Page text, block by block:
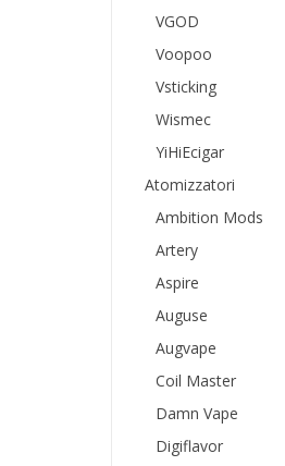
VGOD
Voopoo
Vsticking
Wismec
YiHiEcigar
Atomizzatori
Ambition Mods
Artery
Aspire
Auguse
Augvape
Coil Master
Damn Vape
Digiflavor